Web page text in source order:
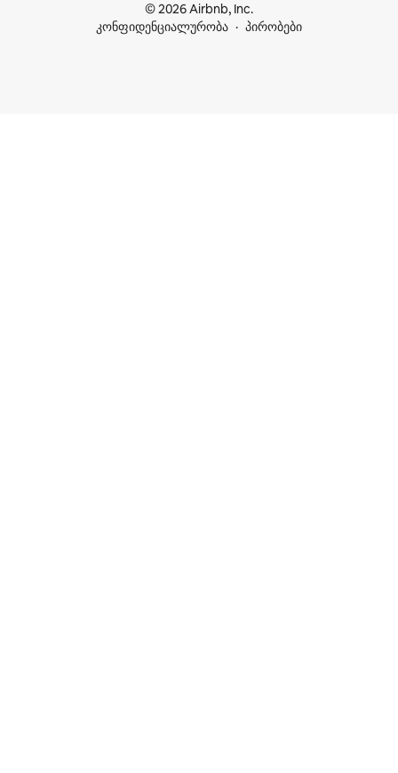
© 2026 Airbnb, Inc.
კონფიდენციალურობა
პირობები